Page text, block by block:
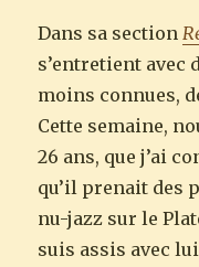
Dans sa section
s’entretient avec
moins connues,
Cette semaine,
26 ans, que j’ai
qu’il prenait des
nu-jazz sur le
suis assis avec